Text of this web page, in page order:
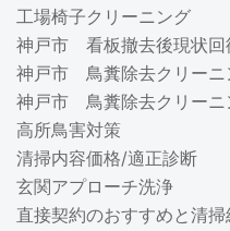
工場椅子クリーニング
神戸市 看板撤去後現状回
神戸市 鳥糞除去クリー
神戸市 鳥糞除去クリーニ
高所鳥害対策
清掃内容価格/適正診断
玄関アプローチ洗浄
直接契約のおすすめと清